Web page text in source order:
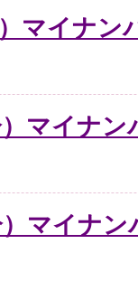
マイナン
マイナ
マイナ